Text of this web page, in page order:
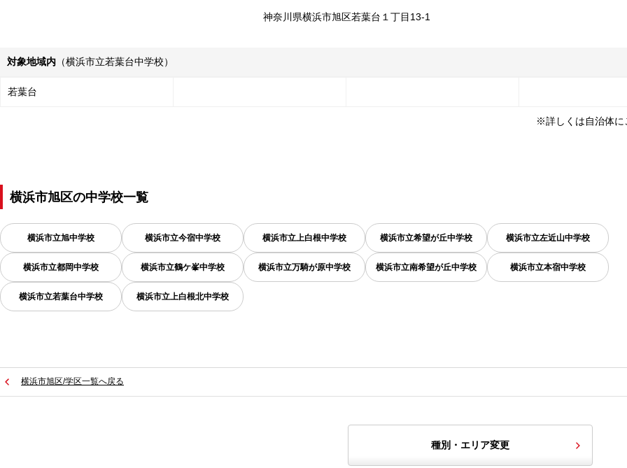
神奈川県横浜市旭区若葉台１丁目13-1
対象地域内 （横浜市立若葉台中学校）
若葉台
※詳しくは自治体に
横浜市旭区の中学校一覧
横浜市立旭中学校 横浜市立今宿中学校 横浜市立上白根中学校 横浜市立希望が丘中学校 横浜市立左近山中学校
横浜市立都岡中学校 横浜市立鶴ケ峯中学校 横浜市立万騎が原中学校 横浜市立南希望が丘中学校 横浜市立本宿中学校
横浜市立若葉台中学校 横浜市立上白根北中学校
横浜市旭区/学区一覧へ戻る
種別・エリア変更